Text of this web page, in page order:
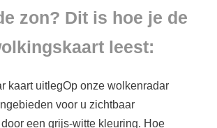
zon? Dit is hoe je de
leest:
Op onze wolkenradar
voor u zichtbaar
een grijs-witte kleuring. Hoe